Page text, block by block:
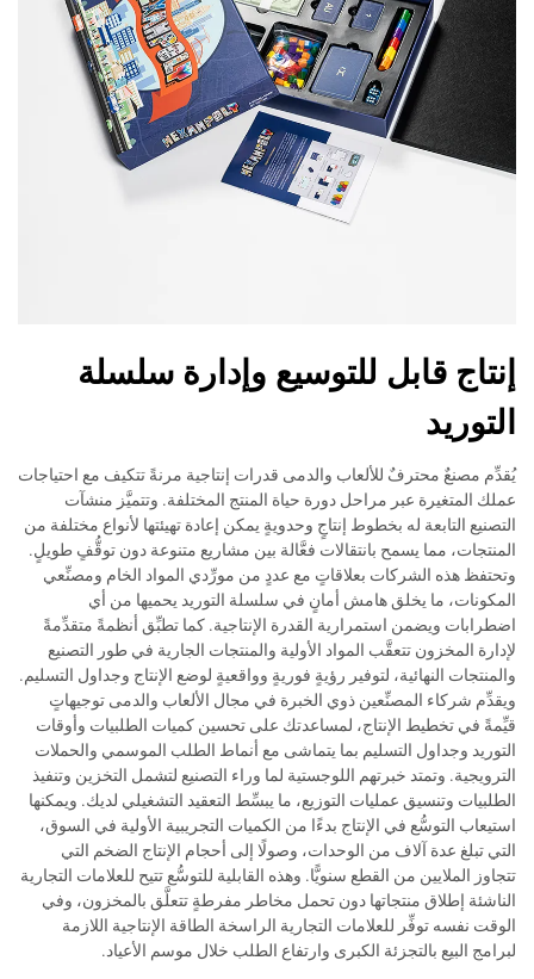
إنتاج قابل للتوسيع وإدارة سلسلة
التوريد
يُقدِّم مصنعٌ محترفٌ للألعاب والدمى قدرات إنتاجية مرنةً تتكيف مع احتياجات
عملك المتغيرة عبر مراحل دورة حياة المنتج المختلفة. وتتميَّز منشآت
التصنيع التابعة له بخطوط إنتاجٍ وحدويةٍ يمكن إعادة تهيئتها لأنواع مختلفة من
المنتجات، مما يسمح بانتقالات فعَّالة بين مشاريع متنوعة دون توقُّفٍ طويلٍ.
وتحتفظ هذه الشركات بعلاقاتٍ مع عددٍ من مورِّدي المواد الخام ومصنِّعي
المكونات، ما يخلق هامش أمانٍ في سلسلة التوريد يحميها من أي
اضطرابات ويضمن استمرارية القدرة الإنتاجية. كما تطبِّق أنظمةً متقدِّمةً
لإدارة المخزون تتعقَّب المواد الأولية والمنتجات الجارية في طور التصنيع
والمنتجات النهائية، لتوفير رؤيةٍ فوريةٍ وواقعيةٍ لوضع الإنتاج وجداول التسليم.
ويقدِّم شركاء المصنِّعين ذوي الخبرة في مجال الألعاب والدمى توجيهاتٍ
قيِّمةً في تخطيط الإنتاج، لمساعدتك على تحسين كميات الطلبيات وأوقات
التوريد وجداول التسليم بما يتماشى مع أنماط الطلب الموسمي والحملات
الترويجية. وتمتد خبرتهم اللوجستية لما وراء التصنيع لتشمل التخزين وتنفيذ
الطلبيات وتنسيق عمليات التوزيع، ما يبسِّط التعقيد التشغيلي لديك. ويمكنها
استيعاب التوسُّع في الإنتاج بدءًا من الكميات التجريبية الأولية في السوق،
التي تبلغ عدة آلاف من الوحدات، وصولًا إلى أحجام الإنتاج الضخم التي
تتجاوز الملايين من القطع سنويًّا. وهذه القابلية للتوسُّع تتيح للعلامات التجارية
الناشئة إطلاق منتجاتها دون تحمل مخاطر مفرطةٍ تتعلَّق بالمخزون، وفي
الوقت نفسه توفِّر للعلامات التجارية الراسخة الطاقة الإنتاجية اللازمة
لبرامج البيع بالتجزئة الكبرى وارتفاع الطلب خلال موسم الأعياد.